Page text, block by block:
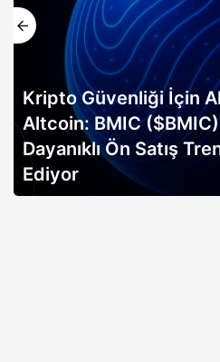
Kripto Güvenliği İçin
Altcoin: BMIC
Dayanıklı Ön Satış
Ediyor